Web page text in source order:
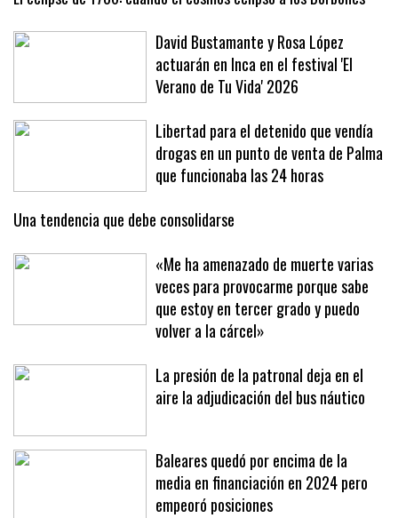
David Bustamante y Rosa López
actuarán en Inca en el festival 'El
Verano de Tu Vida' 2026
Libertad para el detenido que vendía
drogas en un punto de venta de Palma
que funcionaba las 24 horas
Una tendencia que debe consolidarse
«Me ha amenazado de muerte varias
veces para provocarme porque sabe
que estoy en tercer grado y puedo
volver a la cárcel»
La presión de la patronal deja en el
aire la adjudicación del bus náutico
Baleares quedó por encima de la
media en financiación en 2024 pero
empeoró posiciones